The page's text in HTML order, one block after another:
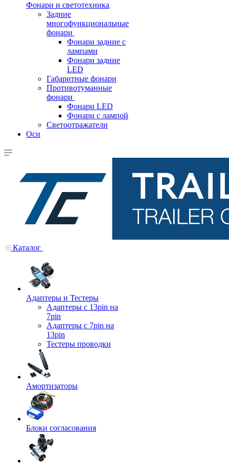
Фонари и светотехника
Задние
многофункциональные
фонари
Фонари задние с
лампами
Фонари задние
LED
Габаритные фонари
Противотуманные
фонари
Фонари LED
Фонари с лампой
Светоотражатели
Оси
Каталог
Адаптеры и Тестеры
Адаптеры с 13pin на
7pin
Адаптеры с 7pin на
13pin
Тестеры проводки
Амортизаторы
Блоки согласования